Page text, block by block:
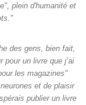
plein d'humanité et
des gens, bien fait,
pour un livre que j’ai
les magazines"
et de plaisir
publier un livre